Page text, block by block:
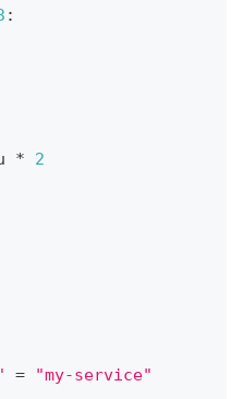
:
* 2
=
"my-service"